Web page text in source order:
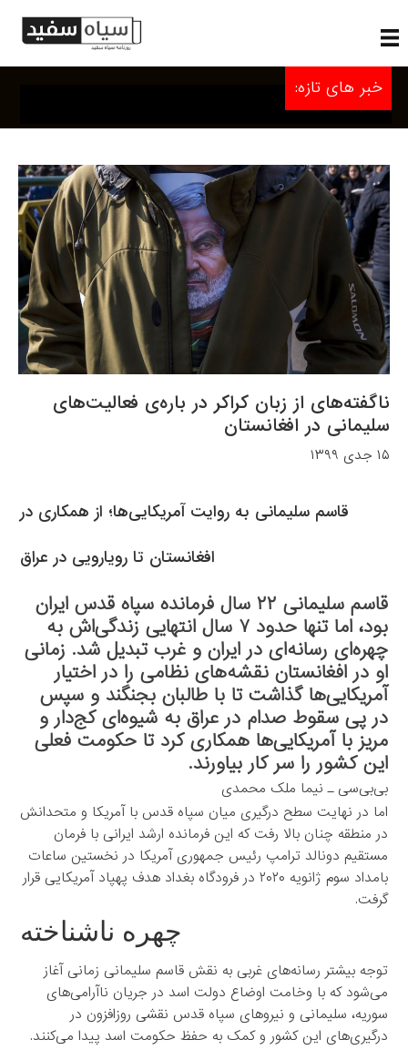
خبر های تازه:
ناگفته‌های از زبان کراکر در باره‌ی فعالیت‌های
سلیمانی در افغانستان
۱۵ جدی ۱۳۹۹
قاسم سلیمانی به روایت آمریکایی‌ها؛ از همکاری در
افغانستان تا رویارویی در عراق
قاسم سلیمانی ۲۲ سال فرمانده سپاه قدس ایران
بود، اما تنها حدود ۷ سال انتهایی زندگی‌اش به
چهره‌ای رسانه‌ای در ایران و غرب تبدیل شد. زمانی
او در افغانستان نقشه‌های نظامی را در اختیار
آمریکایی‌ها گذاشت تا با طالبان بجنگند و سپس
در پی سقوط صدام در عراق به شیوه‌ای کج‌دار و
مریز با آمریکایی‌ها همکاری کرد تا حکومت فعلی
این کشور را سر کار بیاورند.
بی‌بی‌سی ـ نیما ملک محمدی
اما در نهایت سطح درگیری میان سپاه قدس با آمریکا و متحدانش
در منطقه چنان بالا رفت که این فرمانده ارشد ایرانی با فرمان
مستقیم دونالد ترامپ رئیس جمهوری آمریکا در نخستین ساعات
بامداد سوم ژانویه ۲۰۲۰ در فرودگاه بغداد هدف پهپاد آمریکایی قرار
گرفت.
چهره ناشناخته
توجه بیشتر رسانه‌های غربی به نقش قاسم سلیمانی زمانی آغاز
می‌شود که با وخامت اوضاع دولت اسد در جریان ناآرامی‌های
سوریه، سلیمانی و نیروهای سپاه قدس نقشی روزافزون در
درگیری‌های این کشور و کمک به حفظ حکومت اسد پیدا می‌کنند.